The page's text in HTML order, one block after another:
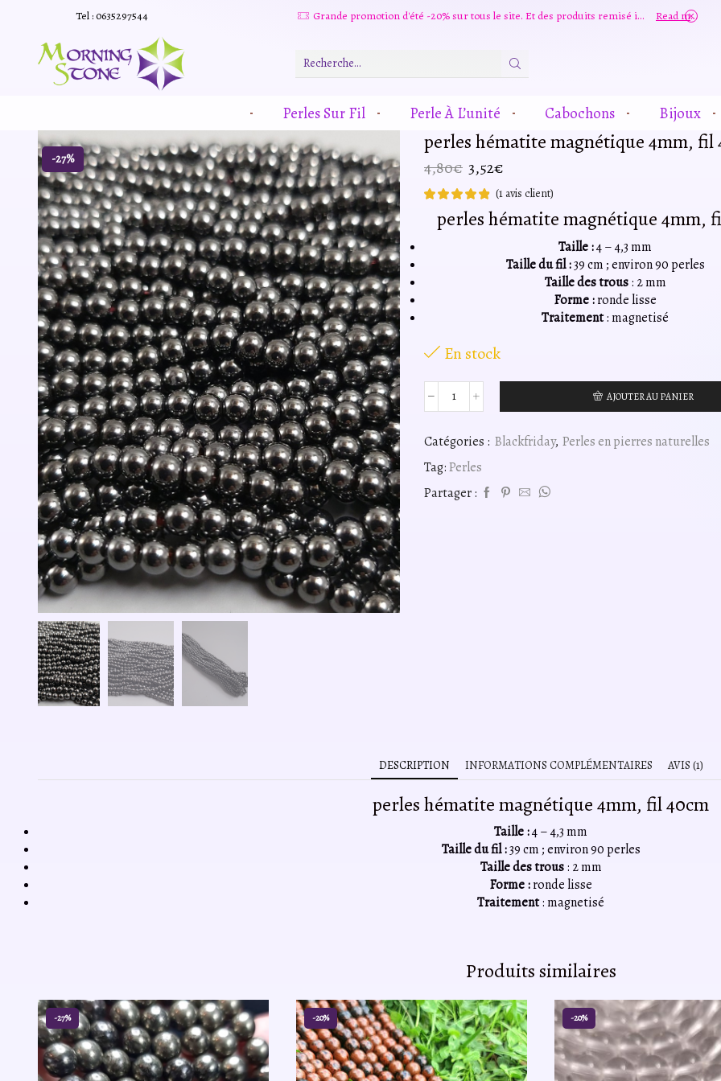
Tel : 0635297544 Grande promotion d'été -20% sur tous le site. Et des produits remisé indépendamment Read more
De
Recherche
Perles Sur Fil Perle À L’unité Cabochons Bijoux
-27%
perles hématite magnétique 4mm, fil
4,80€ Le
prix
initial
était :
3,52€
prix
actuel
est :
(1 avis client)
perles hématite magnétique 4mm,
Taille :4 – 4,3 mm
Taille du fil :39 cm ; environ 90 perles
Taille des trous: 2 mm
Forme :ronde lisse
Traitement: magnetisé
En stock
quantité
perles
hématite
magnétique
fil
AJOUTER AU PANIER
Catégories : Blackfriday, Perles en pierres naturelles
Tag:Perles
Partager :
DESCRIPTION INFORMATIONS COMPLÉMENTAIRES AVIS (1)
perles hématite magnétique 4mm, fil 40cm
Taille :4 – 4,3 mm
Taille du fil :39 cm ; environ 90 perles
Taille des trous: 2 mm
Forme :ronde lisse
Traitement: magnetisé
Produits similaires
-27% -20% -20%